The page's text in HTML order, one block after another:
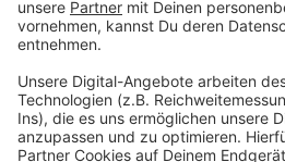
Anzeige
Weitere Partys in der Stadt
Anzeige